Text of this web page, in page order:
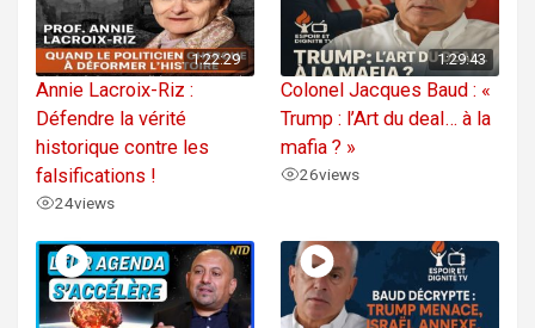
1:22:29
Annie Lacroix-Riz :
Défendre la vérité
historique contre les
falsifications !
24views
1:29:43
Colonel Jacques Baud : «
Trump : l’Art du deal… à la
mafia ? »
26views